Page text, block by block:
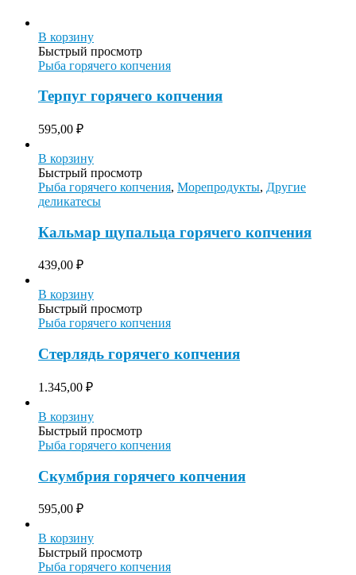
В корзину
Быстрый просмотр
Рыба горячего копчения
Терпуг горячего копчения
595,00 ₽
В корзину
Быстрый просмотр
Рыба горячего копчения, Морепродукты, Другие
деликатесы
Кальмар щупальца горячего копчения
439,00 ₽
В корзину
Быстрый просмотр
Рыба горячего копчения
Стерлядь горячего копчения
1.345,00 ₽
В корзину
Быстрый просмотр
Рыба горячего копчения
Скумбрия горячего копчения
595,00 ₽
В корзину
Быстрый просмотр
Рыба горячего копчения